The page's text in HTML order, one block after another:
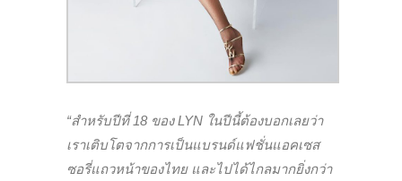
“สำหรับปีที่ 18 ของ LYN ในปีนี้ต้องบอกเลยว่า
เราเติบโตจากการเป็นแบรนด์แฟชั่นแอคเซส
ซอรี่แถวหน้าของไทย และไปได้ไกลมากยิ่งกว่า